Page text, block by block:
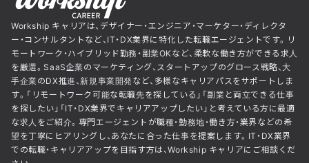
Workship キャリアは、デザイナー・エンジニア・マーケター・ディレクタ
ー・コンサルタントなど、IT・DX業界に特化した転職エージェントです。リ
モートワーク・ハイブリッド勤務・副業OKなど、柔軟な働き方ができる求人
を厳選。SaaS企業のマーケティング、スタートアップのグロース戦略、大
手企業のDX推進、新規事業開発など、多様なキャリアパスをサポートしま
す。「リモートワーク可能な転職先を探している」「副業と両立できる仕事
を探したい」「IT・DX業界でキャリアアップしたい」と考えている方に最適
な求人をご紹介。専門エージェントが職種・勤務地・働き方・業界などの希
望を丁寧にヒアリングし、あなたに合った仕事を提案します。IT・DX業界
での転職・キャリアアップを目指す方は、Workship キャリアにご相談くだ